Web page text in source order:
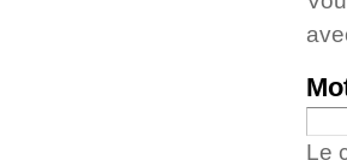
Le